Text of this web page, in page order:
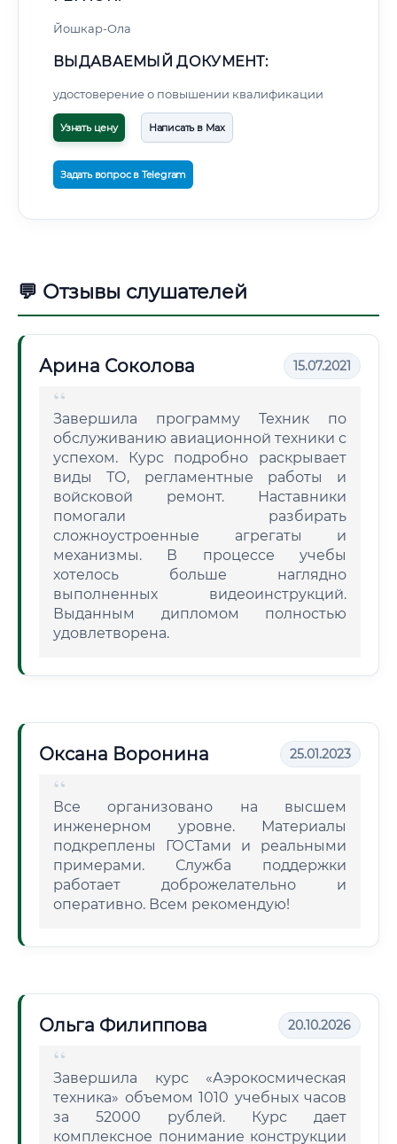
Йошкар-Ола
ВЫДАВАЕМЫЙ ДОКУМЕНТ:
удостоверение о повышении квалификации
Узнать цену Написать в Max
Задать вопрос в Telegram
💬 Отзывы слушателей
Арина Соколова 15.07.2021
Завершила программу Техник по
обслуживанию авиационной техники с
успехом. Курс подробно раскрывает
виды ТО, регламентные работы и
войсковой ремонт. Наставники
помогали разбирать
сложноустроенные агрегаты и
механизмы. В процессе учебы
хотелось больше наглядно
выполненных видеоинструкций.
Выданным дипломом полностью
удовлетворена.
Оксана Воронина 25.01.2023
Все организовано на высшем
инженерном уровне. Материалы
подкреплены ГОСТами и реальными
примерами. Служба поддержки
работает доброжелательно и
оперативно. Всем рекомендую!
Ольга Филиппова 20.10.2026
Завершила курс «Аэрокосмическая
техника» объемом 1010 учебных часов
за 52000 рублей. Курс дает
комплексное понимание конструкции